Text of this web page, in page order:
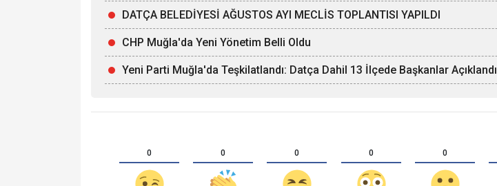
DATÇA BELEDİYESİ AĞUSTOS AYI MECLİS TOPLANTISI YAPILDI
CHP Muğla'da Yeni Yönetim Belli Oldu
Yeni Parti Muğla'da Teşkilatlandı: Datça Dahil 13 İlçede Başkanlar Açıklandı
0 0 0 0 0